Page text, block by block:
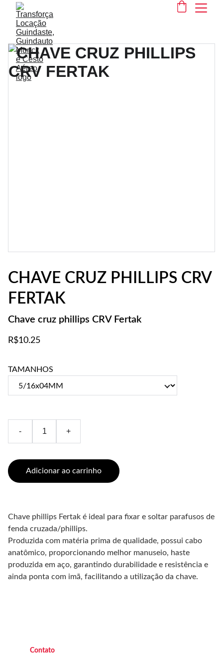
CHAVE CRUZ PHILLIPS CRV
FERTAK
Chave cruz phillips CRV Fertak
R$10.25
TAMANHOS
- +
Adicionar ao carrinho
Chave phillips Fertak é ideal para fixar e soltar parafusos de
fenda cruzada/phillips.
Produzida com matéria prima de qualidade, possui cabo
anatômico, proporcionando melhor manuseio, haste
produzida em aço, garantindo durabilidade e resistência e
ainda ponta com imã, facilitando a utilização da chave.
Contato